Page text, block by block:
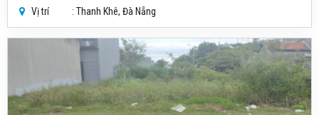
Vị trí : Thanh Khê, Đà Nẵng